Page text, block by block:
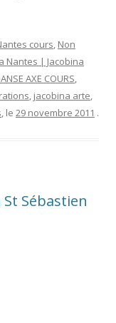
cours, Non
Nantes | Jacobina
AXE COURS,
, jacobina arte,
, le 29 novembre 2011 .
Sébastien